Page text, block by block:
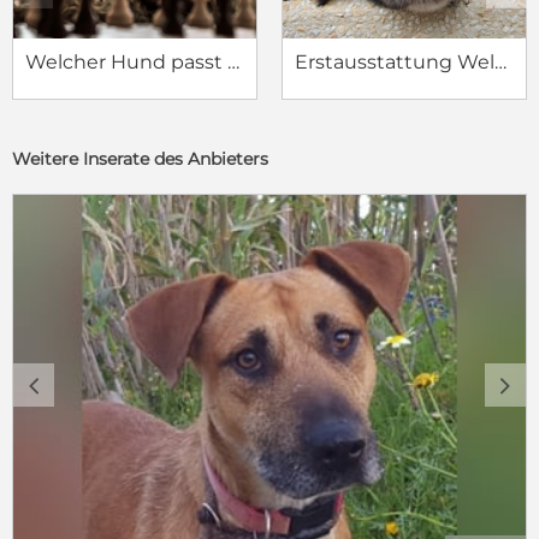
Welcher Hund passt zu mir? Erstausstattung Welpe
Weitere Inserate des Anbieters
c d